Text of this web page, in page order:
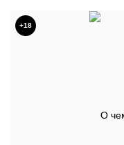
+18